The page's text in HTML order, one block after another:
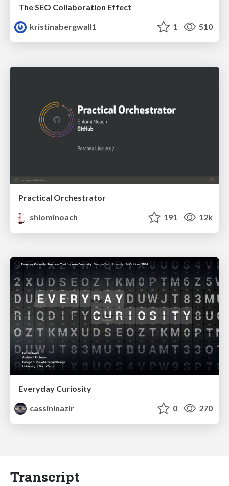
The SEO Collaboration Effect
kristinabergwall1
1 510
Practical Orchestrator
shlominoach
191 12k
Everyday Curiosity
cassininazir
0 270
Transcript